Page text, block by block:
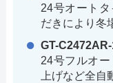
24号オート
だきにより冬
GT-C2472AR-
24号フルオ
上げなど全自